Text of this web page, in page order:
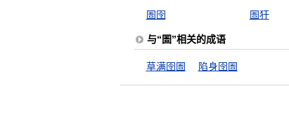
圄囹 圄犴
与“圄”相关的成语
草满囹圄 陷身囹圄